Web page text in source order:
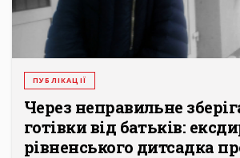
ПУБЛІКАЦІЇ
Через неправильне
готівки від батьків:
рівненського дитсадка